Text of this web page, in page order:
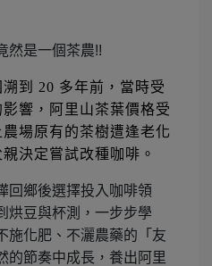
然是一個茶農!!
到 20 多年前，當時受
響，阿里山茶葉價格受
場原有的茶樹遭逢老化
決定嘗試改種咖啡。
回鄉後選擇投入咖啡領
烘豆與杯測，一步步學
施化肥、不灑農藥的「友
的節奏中成長，養出阿里